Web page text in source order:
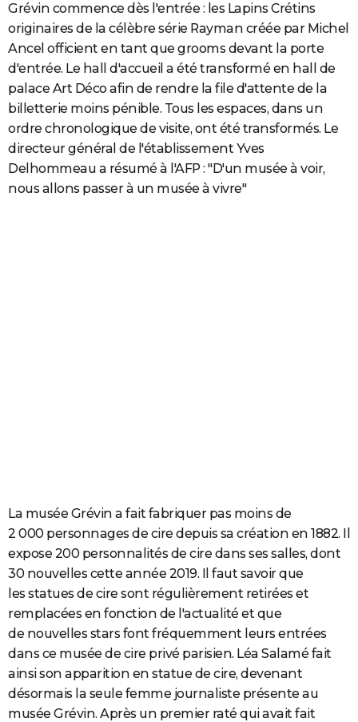
Grévin commence dès l'entrée : les Lapins Crétins
originaires de la célèbre série Rayman créée par Michel
Ancel officient en tant que grooms devant la porte
d'entrée. Le hall d'accueil a été transformé en hall de
palace Art Déco afin de rendre la file d'attente de la
billetterie moins pénible. Tous les espaces, dans un
ordre chronologique de visite, ont été transformés. Le
directeur général de l'établissement Yves
Delhommeau a résumé à l'AFP : "D'un musée à voir,
nous allons passer à un musée à vivre"
La musée Grévin a fait fabriquer pas moins de
2 000 personnages de cire depuis sa création en 1882. Il
expose 200 personnalités de cire dans ses salles, dont
30 nouvelles cette année 2019. Il faut savoir que
les statues de cire sont régulièrement retirées et
remplacées en fonction de l'actualité et que
de nouvelles stars font fréquemment leurs entrées
dans ce musée de cire privé parisien. Léa Salamé fait
ainsi son apparition en statue de cire, devenant
désormais la seule femme journaliste présente au
musée Grévin. Après un premier raté qui avait fait